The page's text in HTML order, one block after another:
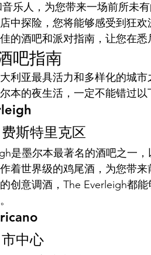
乐人，为您带来一场前所未
中探险，您将能够感受到狂
的酒吧和派对指南，让您在
吧指南
利亚最具活力和多样化的城
本的夜生活，一定不能错过
斯特里克区
是墨尔本最著名的酒吧之一
着世界级的鸡尾酒，为您带
创意调酒，The Everleigh都
中心